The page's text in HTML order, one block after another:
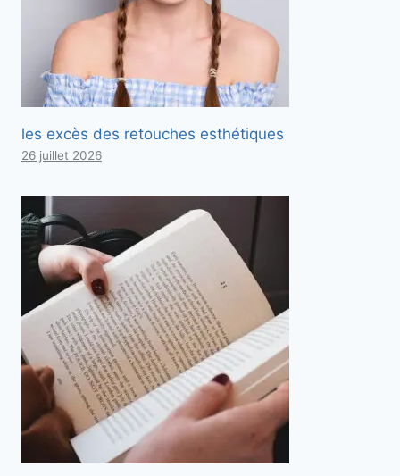
les excès des retouches esthétiques
26 juillet 2026